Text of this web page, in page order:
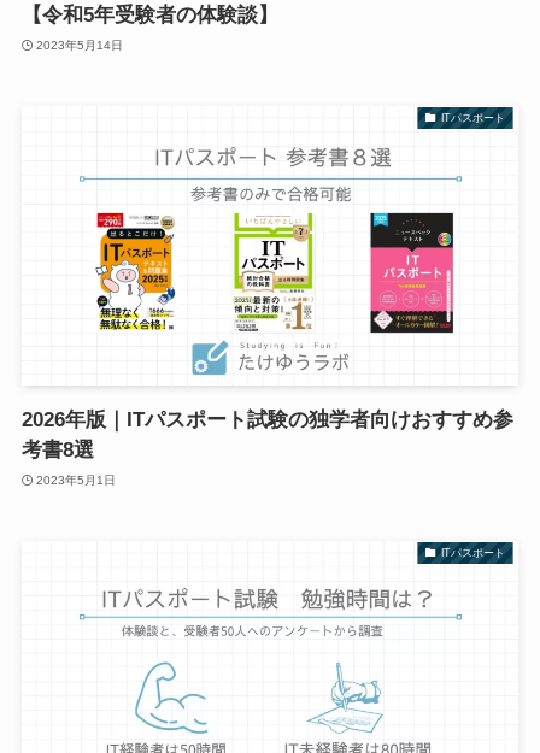
【令和5年受験者の体験談】
2023年5月14日
ITパスポート
2026年版｜ITパスポート試験の独学者向けおすすめ参
考書8選
2023年5月1日
ITパスポート